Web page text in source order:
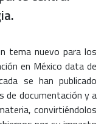
tema nuevo para los
en México data de
se han publicado
de documentación y a
convirtiéndolos